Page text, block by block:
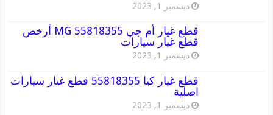
ديسمبر 1, 2023
قطع غيار أم جي MG 55818355 أرخص
قطع غيار سيارات
ديسمبر 1, 2023
قطع غيار كيا 55818355 قطع غيار سيارات
اصلية
ديسمبر 1, 2023